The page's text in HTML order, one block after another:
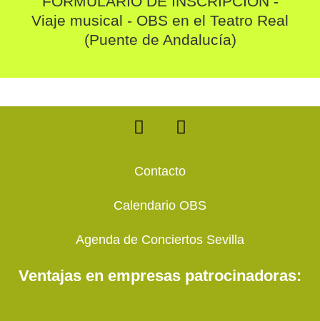
Viaje musical - OBS en el Teatro Real
(Puente de Andalucía)
F
a
e
o
k
T
w
t
e
Contacto
Calendario OBS
Agenda de Conciertos Sevilla
Ventajas en empresas patrocinadoras: